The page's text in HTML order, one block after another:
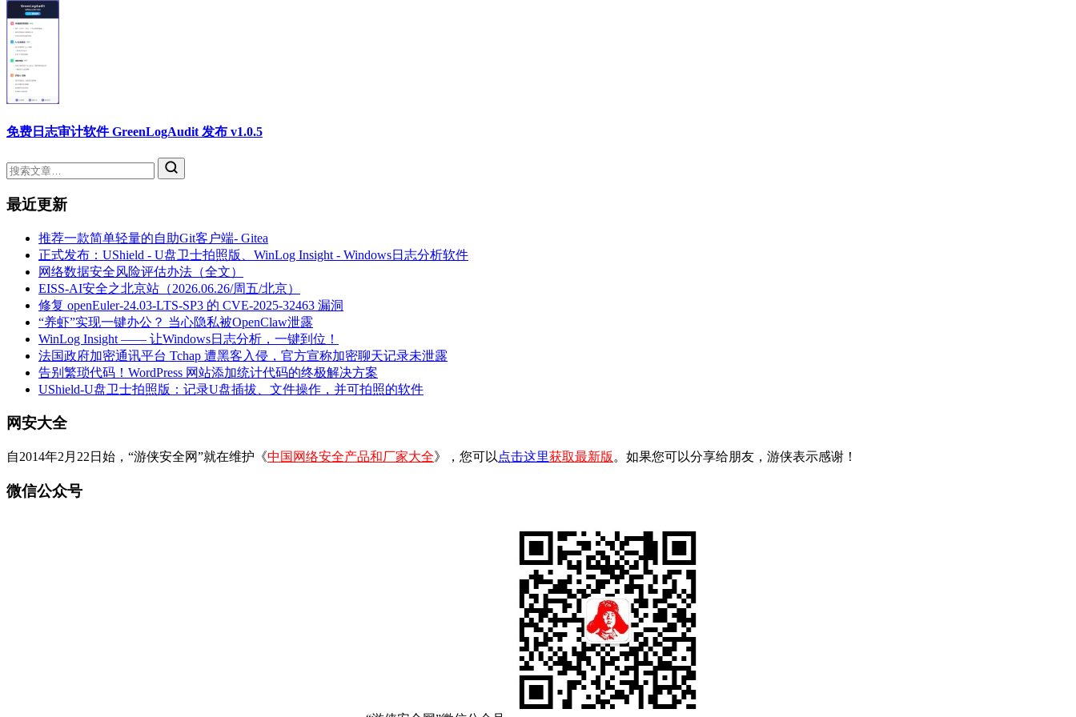
免费日志审计软件 GreenLogAudit 发布 v1.0.5
最近更新
推荐一款简单轻量的自助Git客户端- Gitea
正式发布：UShield - U盘卫士拍照版、WinLog Insight - Windows日志分析软件
网络数据安全风险评估办法（全文）
EISS-AI安全之北京站（2026.06.26/周五/北京）
修复 openEuler-24.03-LTS-SP3 的 CVE-2025-32463 漏洞
“养虾”实现一键办公？ 当心隐私被OpenClaw泄露
WinLog Insight —— 让Windows日志分析，一键到位！
法国政府加密通讯平台 Tchap 遭黑客入侵，官方宣称加密聊天记录未泄露
告别繁琐代码！WordPress 网站添加统计代码的终极解决方案
UShield-U盘卫士拍照版：记录U盘插拔、文件操作，并可拍照的软件
网安大全
自2014年2月22日始，“游侠安全网”就在维护《中国网络安全产品和厂家大全》，您可以 点击这里获取最新版 。如果您可以分享给朋友，游侠表示感谢！
微信公众号